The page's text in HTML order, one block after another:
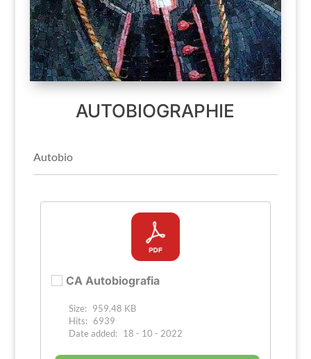
AUTOBIOGRAPHIE
Autobio
CA Autobiografia
Size: 959.48 KB
Hits: 6939
Date added: 18 - 10 - 2022